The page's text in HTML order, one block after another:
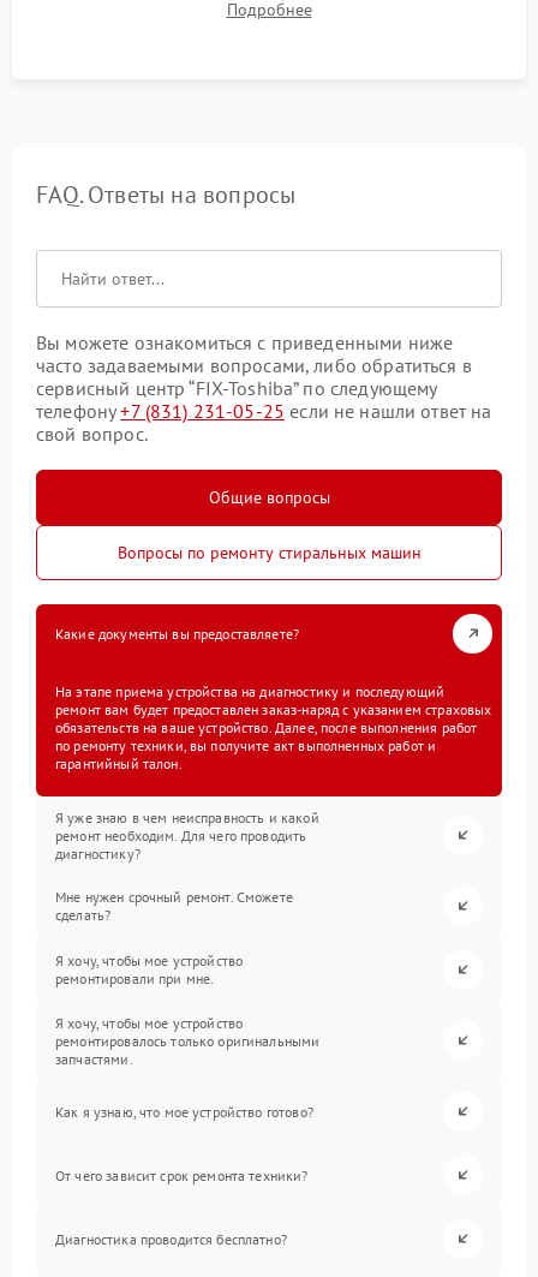
посторонних стуков и протечек под корпусом.
Подробнее
FAQ. Ответы на вопросы
Вы можете ознакомиться с приведенными ниже
часто задаваемыми вопросами, либо обратиться в
сервисный центр “FIX-Toshiba” по следующему
телефону+7 (831) 231-05-25 если не нашли ответ на
свой вопрос.
Общие вопросы
Вопросы по ремонту стиральных машин
Какие документы вы предоставляете?
На этапе приема устройства на диагностику и последующий
ремонт вам будет предоставлен заказ-наряд с указанием страховых
обязательств на ваше устройство. Далее, после выполнения работ
по ремонту техники, вы получите акт выполненных работ и
гарантийный талон.
Я уже знаю в чем неисправность и какой
ремонт необходим. Для чего проводить
диагностику?
Мне нужен срочный ремонт. Сможете
сделать?
Я хочу, чтобы мое устройство
ремонтировали при мне.
Я хочу, чтобы мое устройство
ремонтировалось только оригинальными
запчастями.
Как я узнаю, что мое устройство готово?
От чего зависит срок ремонта техники?
Диагностика проводится бесплатно?